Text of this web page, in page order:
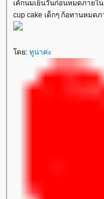
เค้กนมเย็นวันก่อนหมดภายใ
cup cake เด็กๆ ก้อทานหมด
โดย: ทูน่าค่ะ